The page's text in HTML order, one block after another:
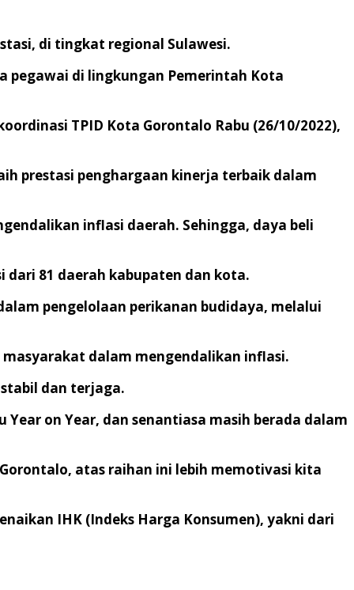
di tingkat regional Sulawesi.
pegawai di lingkungan Pemerintah Kota
TPID Kota Gorontalo Rabu (26/10/2022),
prestasi penghargaan kinerja terbaik dalam
inflasi daerah. Sehingga, daya beli
81 daerah kabupaten dan kota.
pengelolaan perikanan budidaya, melalui
dalam mengendalikan inflasi.
dan terjaga.
on Year, dan senantiasa masih berada dalam
atas raihan ini lebih memotivasi kita
IHK (Indeks Harga Konsumen), yakni dari